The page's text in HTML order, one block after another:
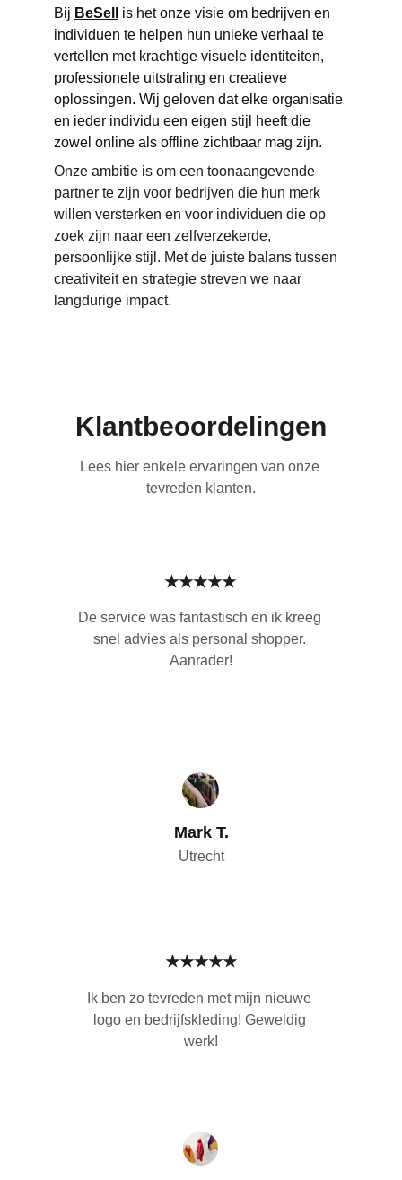
Bij BeSell
is het onze visie om bedrijven en
individuen te helpen hun unieke verhaal te
vertellen met krachtige visuele identiteiten,
professionele uitstraling en creatieve
oplossingen. Wij geloven dat elke organisatie
en ieder individu een eigen stijl heeft die
zowel online als offline zichtbaar mag zijn.
Onze ambitie is om een toonaangevende
partner te zijn voor bedrijven die hun merk
willen versterken en voor individuen die op
zoek zijn naar een zelfverzekerde,
persoonlijke stijl. Met de juiste balans tussen
creativiteit en strategie streven we naar
langdurige impact.
Klantbeoordelingen
Lees hier enkele ervaringen van onze
tevreden klanten.
Ik ben zo tevreden met mijn nieuwe
logo en bedrijfskleding! Geweldig
werk!
De service was fantastisch en ik kreeg
snel advies als personal shopper.
Aanrader!
Mark T.
Utrecht
★★★★★
★★★★★